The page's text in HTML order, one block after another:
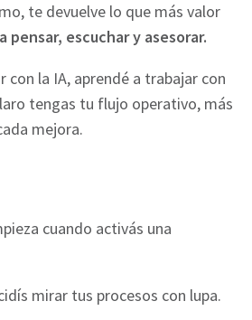
te devuelve lo que más valor
pensar, escuchar y asesorar.
con la IA, aprendé a trabajar con
tengas tu flujo operativo, más
mejora.
cuando activás una
mirar tus procesos con lupa.